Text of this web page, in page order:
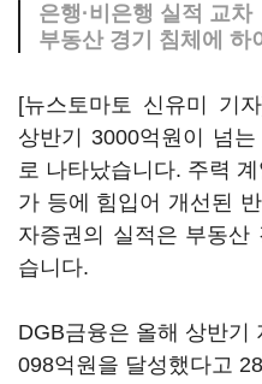
은행·비은행 실적 교차
부동산 경기 침체에 하
[뉴스토마토 신유미 기
상반기 3000억원이 넘
로 나타났습니다. 주력
가 등에 힘입어 개선된
자증권의 실적은 부동산
습니다.
DGB금융은 올해 상반기
098억원을 달성했다고